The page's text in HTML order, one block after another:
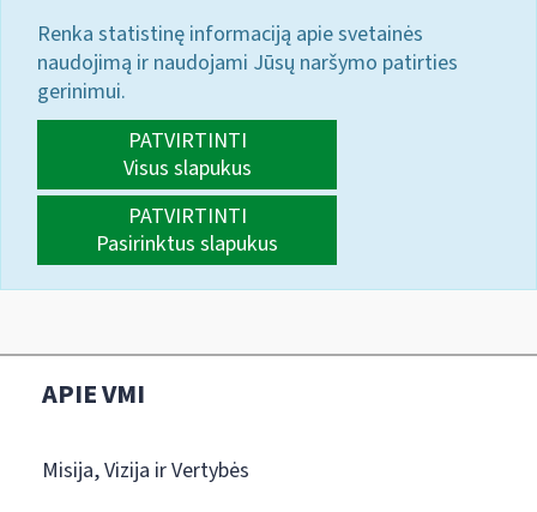
Renka statistinę informaciją apie svetainės
naudojimą ir naudojami Jūsų naršymo patirties
gerinimui.
PATVIRTINTI
Visus slapukus
PATVIRTINTI
Pasirinktus slapukus
APIE VMI
Misija, Vizija ir Vertybės